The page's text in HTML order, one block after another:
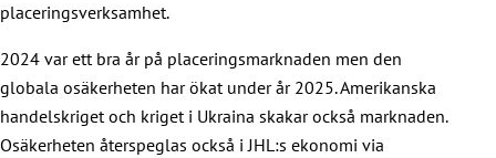
placeringsverksamhet.
2024 var ett bra år på placeringsmarknaden men den
globala osäkerheten har ökat under år 2025. Amerikanska
handelskriget och kriget i Ukraina skakar också marknaden.
Osäkerheten återspeglas också i JHL:s ekonomi via